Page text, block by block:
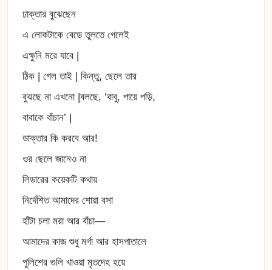
ঢাক্তার বুঝেছেন
এ লোকটাকে বেডে তুলতে গেলেই
এক্ষুনি মরে যাবে |
ঠিক | গেল তাই | কিন্তু, ছেলে তার
বুঝছে না এখনো |বলছে, ‘বাবু, পায়ে পড়ি,
বাবাকে বাঁচান’ |
ডাক্তার কি করবে আর!
ওর ছেলে জানেও না
লিডারের কয়েকটি কথায়
নির্দেশিত আমাদের শোয়া বসা
হাঁটা চলা মরা আর বাঁচা—
আমাদের কাজ শুধু মর্গা আর হাসপাতালে
পুলিশের গুলি খাওয়া মৃতদেহ হয়ে